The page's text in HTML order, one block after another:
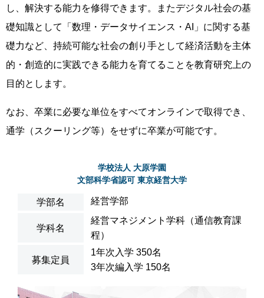
し、解決する能力を修得できます。またデジタル社会の基
礎知識として「数理・データサイエンス・AI」に関する基
礎力など、持続可能な社会の創り手として経済活動を主体
的・創造的に実践できる能力を育てることを教育研究上の
目的とします。
なお、卒業に必要な単位をすべてオンラインで取得でき、
通学（スクーリング等）をせずに卒業が可能です。
学校法人 大原学園
文部科学省認可 東京経営大学
学部名 経営学部
学科名
経営マネジメント学科（通信教育課
程）
募集定員
1年次入学 350名
3年次編入学 150名